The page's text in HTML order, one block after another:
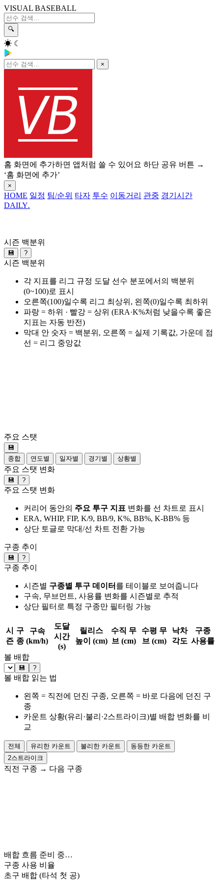
VISUAL BASEBALL
🔍
☀ ☾
×
홈 화면에 추가하면 앱처럼 쓸 수 있어요 하단 공유 버튼 →
‘홈 화면에 추가’
×
HOME 일정 팀/순위 타자 투수 이동거리 관중 경기시간
DAILY.
시즌 백분위
💾 ?
시즌 백분위
각 지표를 리그 규정 도달 선수 분포에서의 백분위
(0~100)로 표시
오른쪽(100)일수록 리그 최상위, 왼쪽(0)일수록 최하위
파랑 = 하위 · 빨강 = 상위 (ERA·K%처럼 낮을수록 좋은
지표는 자동 반전)
막대 안 숫자 = 백분위, 오른쪽 = 실제 기록값, 가운데 점
선 = 리그 중앙값
주요 스탯
💾
종합
연도별 일자별 경기별 상황별
주요 스탯 변화
💾 ?
주요 스탯 변화
커리어 동안의 주요 투구 지표 변화를 선 차트로 표시
ERA, WHIP, FIP, K/9, BB/9, K%, BB%, K-BB% 등
상단 토글로 막대/선 차트 전환 가능
구종 추이
💾 ?
구종 추이
시즌별 구종별 투구 데이터 를 테이블로 보여줍니다
구속, 무브먼트, 사용률 변화를 시즌별로 추적
상단 필터로 특정 구종만 필터링 가능
시
즌
구
종
구속
(km/h)
도달
시간
(s)
릴리스
높이 (cm)
수직 무
브 (cm)
수평 무
브 (cm)
낙차
각도
구종
사용률
볼 배합
💾 ?
볼 배합 읽는 법
왼쪽 = 직전에 던진 구종, 오른쪽 = 바로 다음에 던진 구
종
카운트 상황(유리·불리·2스트라이크)별 배합 변화를 비
교
전체 유리한 카운트 불리한 카운트
동등한 카운트
2스트라이크
직전 구종 → 다음 구종
배합 흐름 준비 중…
구종 사용 비율
초구 배합 (타석 첫 공)